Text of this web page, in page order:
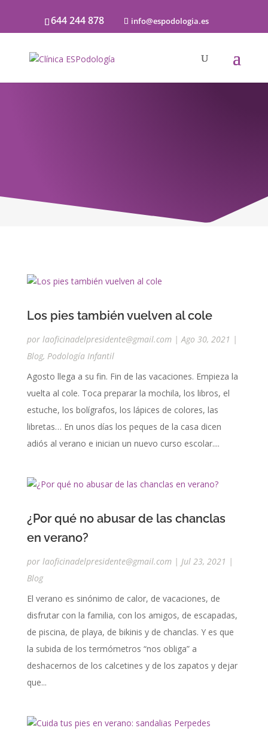
644 244 878 info@espodologia.es
Los pies también vuelven al cole
por laoficinadelpresidente@gmail.com|Ago 30, 2021 |
Blog, Podología Infantil
Agosto llega a su fin. Fin de las vacaciones. Empieza la
vuelta al cole. Toca preparar la mochila, los libros, el
estuche, los bolígrafos, los lápices de colores, las
libretas… En unos días los peques de la casa dicen
adiós al verano e inician un nuevo curso escolar....
¿Por qué no abusar de las chanclas
en verano?
por laoficinadelpresidente@gmail.com| Jul 23, 2021 |
Blog
El verano es sinónimo de calor, de vacaciones, de
disfrutar con la familia, con los amigos, de escapadas,
de piscina, de playa, de bikinis y de chanclas. Y es que
la subida de los termómetros “nos obliga” a
deshacernos de los calcetines y de los zapatos y dejar
que...